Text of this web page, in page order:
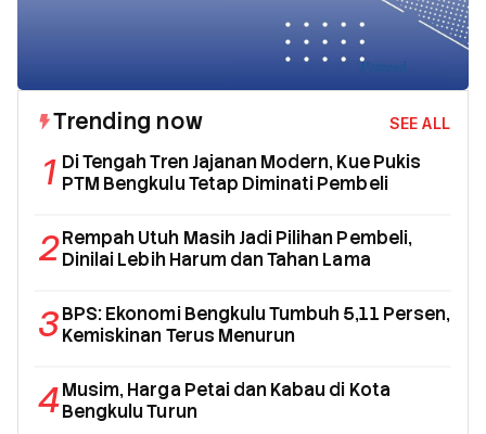
Trending now SEE ALL
1 Di Tengah Tren Jajanan Modern, Kue Pukis
PTM Bengkulu Tetap Diminati Pembeli
2Rempah Utuh Masih Jadi Pilihan Pembeli,
Dinilai Lebih Harum dan Tahan Lama
3BPS: Ekonomi Bengkulu Tumbuh 5,11 Persen,
Kemiskinan Terus Menurun
4Musim, Harga Petai dan Kabau di Kota
Bengkulu Turun